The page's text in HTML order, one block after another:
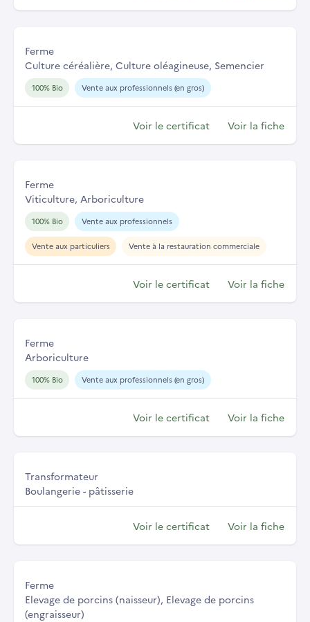
Ferme
Culture céréalière, Culture oléagineuse, Semencier
100% Bio Vente aux professionnels (en gros)
Voir le certificat Voir la fiche
Ferme
Viticulture, Arboriculture
100% Bio Vente aux professionnels
Vente aux particuliers Vente à la restauration commerciale
Voir le certificat Voir la fiche
Ferme
Arboriculture
100% Bio Vente aux professionnels (en gros)
Voir le certificat Voir la fiche
Transformateur
Boulangerie - pâtisserie
Voir le certificat Voir la fiche
Ferme
Elevage de porcins (naisseur), Elevage de porcins
(engraisseur)